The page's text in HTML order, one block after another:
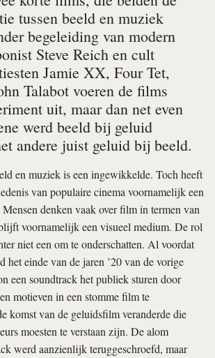
tussen beeld en muziek
begeleiding van modern
Steve Reich en cult
Jamie XX, Four Tet,
Talabot voeren de films
uit, maar dan net even
werd beeld bij geluid
andere juist geluid bij beeld.
en muziek is een ingewikkelde. Toch heeft
van populaire cinema voornamelijk een
denken vaak over film in termen van
voornamelijk een visueel medium. De rol
niet een om te onderschatten. Al voordat
het einde van de jaren ’20 van de vorige
een soundtrack het publiek sturen door
motieven in een stomme film te
komst van de geluidsfilm veranderde die
moesten te verstaan zijn. De alom
werd aanzienlijk teruggeschroefd, maar